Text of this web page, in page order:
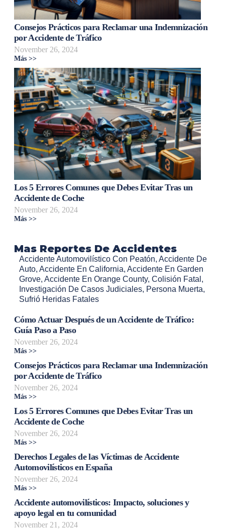
Consejos Prácticos para Reclamar una Indemnización
por Accidente de Tráfico
November 26, 2024
Más >>
Los 5 Errores Comunes que Debes Evitar Tras un
Accidente de Coche
November 26, 2024
Más >>
Mas Reportes De Accidentes
Accidente Automovilístico Con Peatón, Accidente De
Auto, Accidente En California, Accidente En Garden
Grove, Accidente En Orange County, Colisión Fatal ,
Investigación De Casos Judiciales, Persona Muerta,
Sufrió Heridas Fatales
Cómo Actuar Después de un Accidente de Tráfico:
Guía Paso a Paso
November 26, 2024
Más >>
Consejos Prácticos para Reclamar una Indemnización
por Accidente de Tráfico
November 26, 2024
Más >>
Los 5 Errores Comunes que Debes Evitar Tras un
Accidente de Coche
November 26, 2024
Más >>
Derechos Legales de las Víctimas de Accidente
Automovilísticos en España
November 26, 2024
Más >>
Accidente automovilísticos: Impacto, soluciones y
apoyo legal en tu comunidad
November 21, 2024